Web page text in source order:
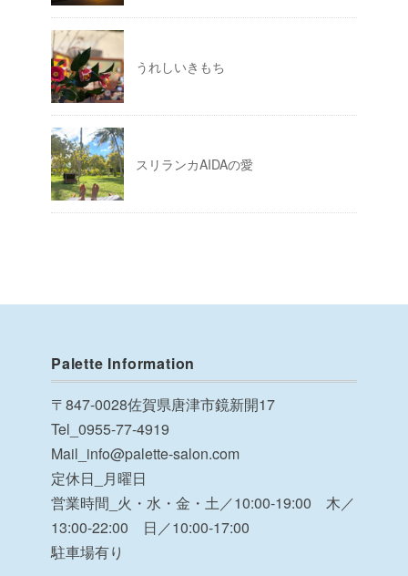
うれしいきもち
スリランカAIDAの愛
Palette Information
〒847-0028佐賀県唐津市鏡新開17
Tel_0955-77-4919
Mail_info@palette-salon.com
定休日_月曜日
営業時間_火・水・金・土／10:00-19:00 木／
13:00-22:00 日／10:00-17:00
駐車場有り